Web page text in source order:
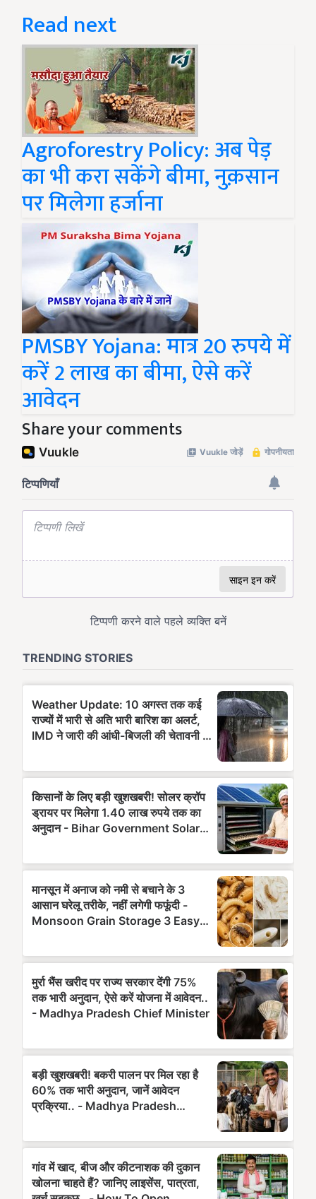
Read next
Agroforestry Policy: अब पेड़
का भी करा सकेंगे बीमा, नुक़सान
पर मिलेगा हर्जाना
PMSBY Yojana: मात्र 20 रुपये में
करें 2 लाख का बीमा, ऐसे करें
आवेदन
Share your comments